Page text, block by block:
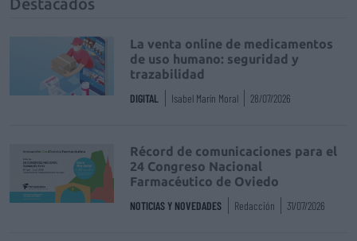
La venta online de medicamentos
de uso humano: seguridad y
trazabilidad
DIGITAL Isabel Marín Moral 28/07/2026
Récord de comunicaciones para el
24 Congreso Nacional
Farmacéutico de Oviedo
NOTICIAS Y NOVEDADES Redacción 31/07/2026